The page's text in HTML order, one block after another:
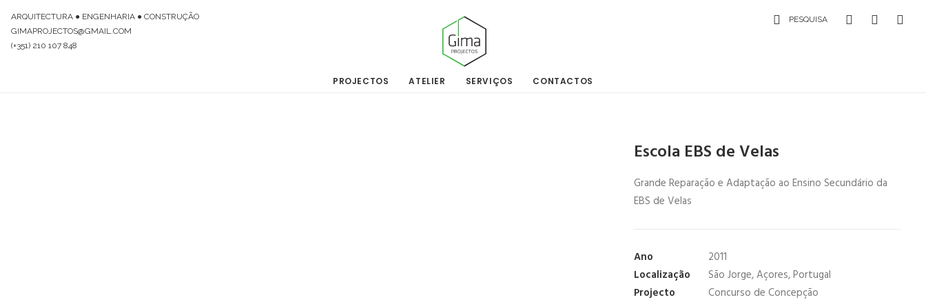
ARQUITECTURA ● ENGENHARIA ● CONSTRUÇÃO
GIMAPROJECTOS@GMAIL.COM
(+351) 210 107 848
PESQUISA
PROJECTOS ATELIER SERVIÇOS CONTACTOS
Escola EBS de Velas
Grande Reparação e Adaptação ao Ensino Secundário da
EBS de Velas
Ano
2011
Localização
São Jorge, Açores, Portugal
Projecto
Concurso de Concepção